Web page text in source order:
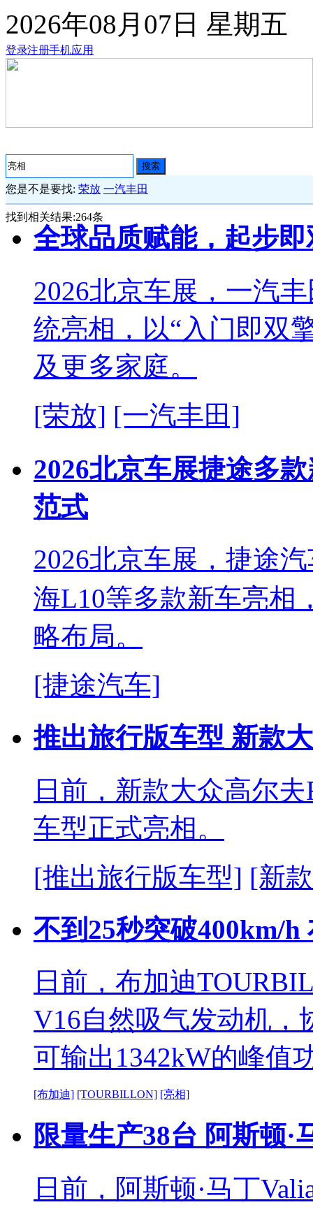
2026年08月07日 星期五
登录注册手机应用
搜索
您是不是要找: 荣放 一汽丰田
找到相关结果:264条
全球品质赋能，起步
2026北京车展，一汽
统亮相，以“入门即双
及更多家庭。
[荣放] [一汽丰田]
2026北京车展捷途多
范式
2026北京车展，捷途
海L10等多款新车亮相
略布局。
[捷途汽车]
推出旅行版车型 新款
日前，新款大众高尔
车型正式亮相。
[推出旅行版车型] [新
不到25秒突破400km/
日前，布加迪
V16自然吸气发动机，
可输出1342kW的峰值
[布加迪] [TOURBILLON] [亮相]
限量生产38台 阿斯顿
日前，阿斯顿·马丁